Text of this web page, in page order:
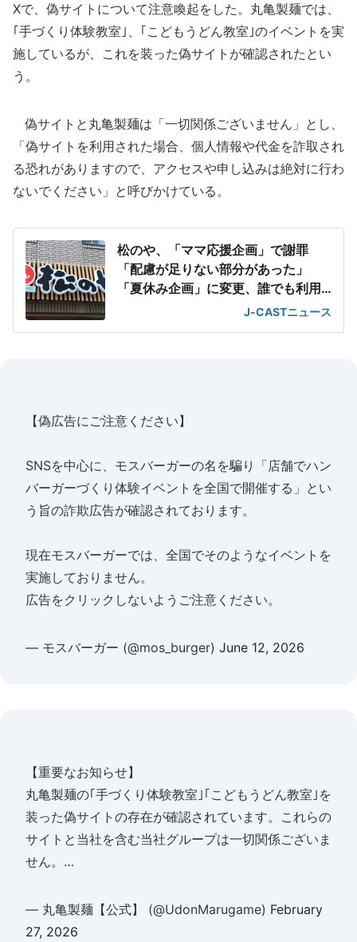
Xで、偽サイトについて注意喚起をした。丸亀製麺では、
｢手づくり体験教室｣、｢こどもうどん教室｣のイベントを実
施しているが、これを装った偽サイトが確認されたとい
う。
偽サイトと丸亀製麺は「一切関係ございません」とし、
「偽サイトを利用された場合、個人情報や代金を詐取され
る恐れがありますので、アクセスや申し込みは絶対に行わ
ないでください」と呼びかけている。
松のや、「ママ応援企画」で謝罪
「配慮が足りない部分があった」
「夏休み企画」に変更、誰でも利用
J-CASTニュース
【偽広告にご注意ください】
SNSを中心に、モスバーガーの名を騙り「店舗でハン
バーガーづくり体験イベントを全国で開催する」とい
う旨の詐欺広告が確認されております。
現在モスバーガーでは、全国でそのようなイベントを
実施しておりません。
広告をクリックしないようご注意ください。
— モスバーガー (@mos_burger) June 12, 2026
【重要なお知らせ】
丸亀製麺の｢手づくり体験教室｣｢こどもうどん教室｣を
装った偽サイトの存在が確認されています。これらの
サイトと当社を含む当社グループは一切関係ございま
せん。…
— 丸亀製麺【公式】 (@UdonMarugame) February
27, 2026